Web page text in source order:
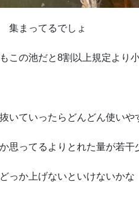
集まってるでしょ
この池だと8割以上規定より
いていったらどんどん使いや
思ってるよりとれた量が若干
っか上げないといけないかな